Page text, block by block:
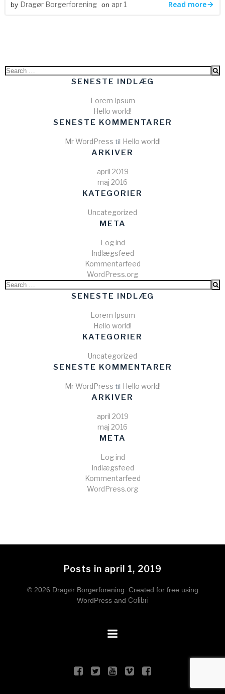
by Dragør Borgerforening on apr 1 Read more
Search
SENESTE INDLÆG
Lorem Ipsum
Hello world!
SENESTE KOMMENTARER
Mr WordPress til Hello world!
ARKIVER
april 2019
maj 2016
KATEGORIER
Uncategorized
META
Log ind
Indlægsfeed
Kommentarfeed
WordPress.org
Search
SENESTE INDLÆG
Lorem Ipsum
Hello world!
KATEGORIER
Uncategorized
SENESTE KOMMENTARER
Mr WordPress til Hello world!
ARKIVER
april 2019
maj 2016
META
Log ind
Indlægsfeed
Kommentarfeed
WordPress.org
Posts in april 1, 2019
© 2026 Dragør Borgerforening. Created for free using
WordPress and Colibri